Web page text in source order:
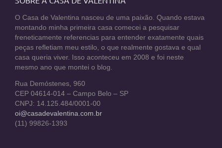
O Casa de Valentina nasceu de uma paixão. Quando estava
montando minha primeira casa comecei a pesquisar
freneticamente referencias para entender exatamente quais
peças refletiam meu estilo, o que realmente gostava e qual
casa queria viver. Isso aconteceu em 2008 e foi neste
mesmo ano que montei o blog.
Rua Demóstenes, 960
CEP 04614-014 – Campo Belo – SP
CNPJ: 14.125.484/0001-00
oi@casadevalentina.com.br
(11) 99826-1393